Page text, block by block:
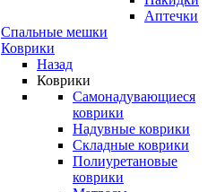
Аптечки
Спальные мешки
Коврики
Назад
Коврики
Самонадувающиеся
коврики
Надувные коврики
Складные коврики
Полиуретановые
коврики